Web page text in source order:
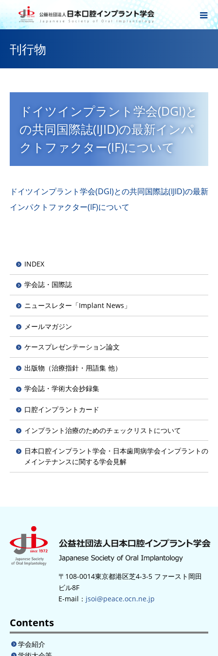
刊行物
ドイツインプラント学会(DGI)と
の共同国際誌(IJID)の最新インパ
クトファクター(IF)について
ドイツインプラント学会(DGI)との共同国際誌(IJID)の最新
インパクトファクター(IF)について
INDEX
学会誌・国際誌
ニュースレター「Implant News」
メールマガジン
ケースプレゼンテーション論文
出版物（治療指針・用語集 他）
学会誌・学術大会抄録集
口腔インプラントカード
インプラント治療のためのチェックリストについて
日本口腔インプラント学会・日本歯周病学会インプラントの
メインテナンスに関する学会見解
〒108-0014東京都港区芝4-3-5 ファースト岡田
ビル8F
E-mail： jsoi@peace.ocn.ne.jp
Contents
学会紹介